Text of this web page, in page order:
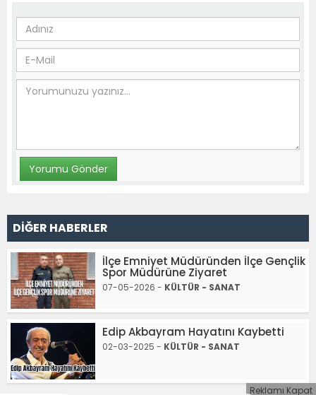
DİĞER HABERLER
İlçe Emniyet Müdüründen İlçe Gençlik
Spor Müdürüne Ziyaret
07-05-2026 - KÜLTÜR - SANAT
Edip Akbayram Hayatını Kaybetti
02-03-2025 - KÜLTÜR - SANAT
Reklamı Kapat